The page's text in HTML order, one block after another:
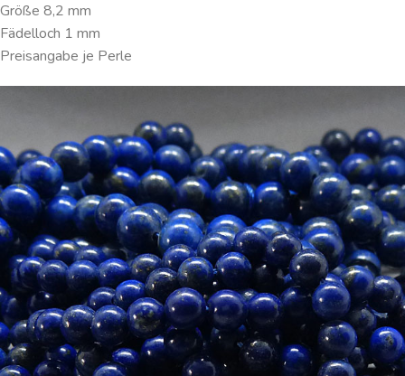
Größe 8,2 mm
Fädelloch 1 mm
Preisangabe je Perle